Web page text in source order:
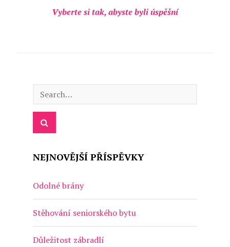
Vyberte si tak, abyste byli úspěšní
NEJNOVĚJŠÍ PŘÍSPĚVKY
Odolné brány
Stěhování seniorského bytu
Důležitost zábradlí